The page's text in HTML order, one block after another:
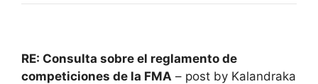
RE: Consulta sobre el reglamento de
competiciones de la FMA – post by Kalandraka